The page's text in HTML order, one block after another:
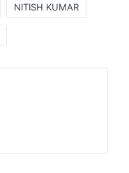
NITISH KUMAR